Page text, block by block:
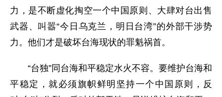
力，是不断虚化掏空一个中国原则、大肆对台出售
武器、叫嚣“今日乌克兰，明日台湾”的外部干涉势
力。他们才是破坏台海现状的罪魁祸首。
“台独”同台海和平稳定水火不容。要维护台海和
平稳定，就必须旗帜鲜明坚持一个中国原则，反